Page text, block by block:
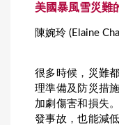
美國暴風雪災難
陳婉玲 (Elaine
很多時候，災難
理準備及防災措
加劇傷害和損失
發事故，也能減